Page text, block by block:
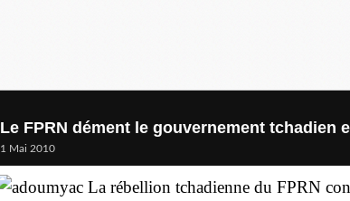
Le FPRN dément le gouvernement tchadien
1 Mai 2010
La rébellion tchadienne du FPRN